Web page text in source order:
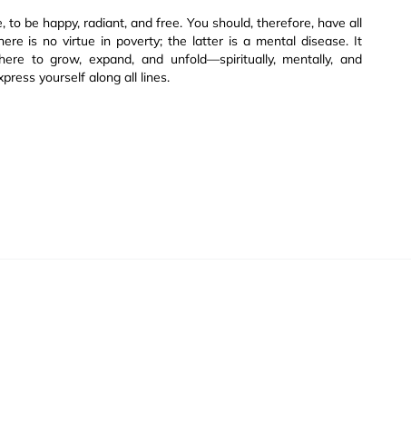
be happy, radiant, and free. You should, therefore, have all
is no virtue in poverty; the latter is a mental disease. It
to grow, expand, and unfold—spiritually, mentally, and
yourself along all lines.